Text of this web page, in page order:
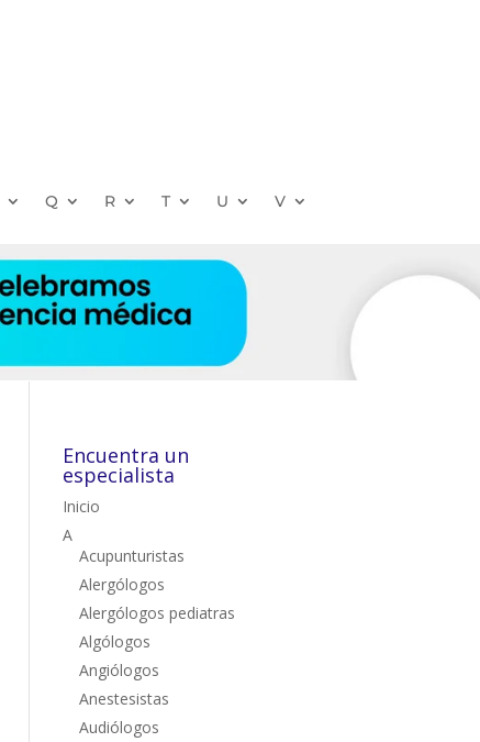
Q R T U V
Encuentra un
especialista
Inicio
A
Acupunturistas
Alergólogos
Alergólogos pediatras
Algólogos
Angiólogos
Anestesistas
Audiólogos